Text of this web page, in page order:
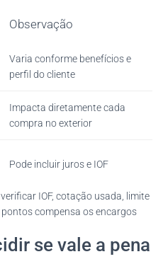
Observação
Varia conforme benefícios e
perfil do cliente
Impacta diretamente cada
compra no exterior
Pode incluir juros e IOF
IOF, cotação usada, limite
compensa os encargos
se vale a pena